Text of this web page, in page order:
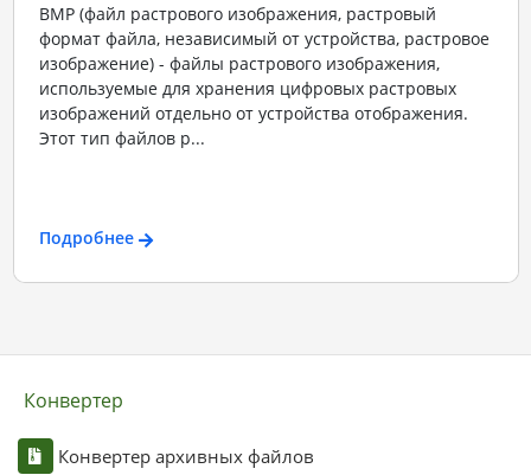
BMP (файл растрового изображения, растровый
формат файла, независимый от устройства, растровое
изображение) - файлы растрового изображения,
используемые для хранения цифровых растровых
изображений отдельно от устройства отображения.
Этот тип файлов р...
Подробнее
Конвертер
Конвертер архивных файлов